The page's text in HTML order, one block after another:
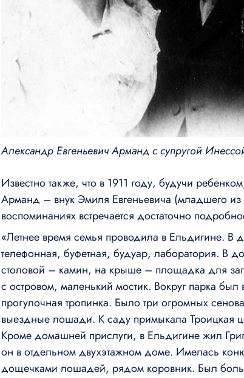
Александр Евгеньевич Арманд с супругой
Известно также, что в 1911 году, будучи
Арманд – внук Эмиля Евгеньевича (младшего из
воспоминаниях встречается достаточно
«Летнее время семья проводила в Ельдигине.
телефонная, буфетная, будуар, лаборатория. В
столовой – камин, на крыше – площадка для
с островом, маленький мостик. Вокруг парка
прогулочная тропинка. Было три огромных
выездные лошади. К саду примыкала Троицкая
Кроме домашней прислуги, в Ельдигине жил
он в отдельном двухэтажном доме. Имелась
дощечками лошадей, рядом коровник. Был